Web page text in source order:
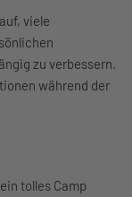
viele
zu verbessern.
während der
tolles Camp